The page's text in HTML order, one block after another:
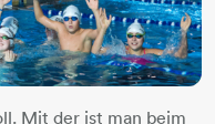
Mit der ist man beim